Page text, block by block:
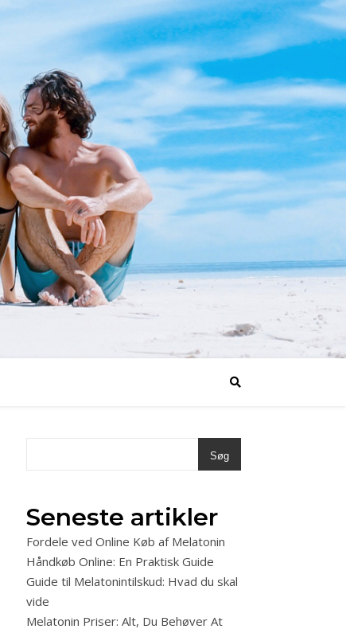
Søg
Seneste artikler
Fordele ved Online Køb af Melatonin
Håndkøb Online: En Praktisk Guide
Guide til Melatonintilskud: Hvad du skal
vide
Melatonin Priser: Alt, Du Behøver At